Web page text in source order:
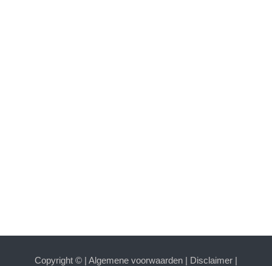
Copyright © | Algemene voorwaarden| Disclaimer|